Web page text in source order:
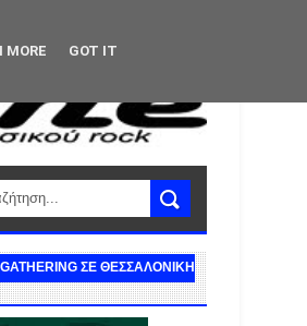
ΣΕ ΘΕΣΣΑΛΟΝΙΚΗ
MORE GOT IT